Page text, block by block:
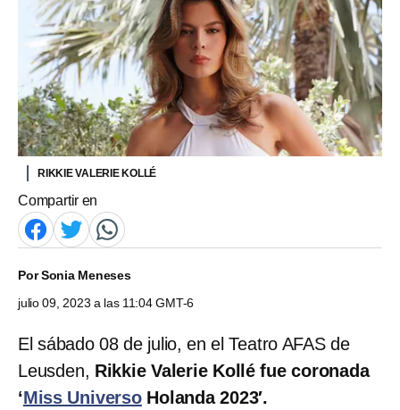
RIKKIE VALERIE KOLLÉ
Compartir en
PorSonia Meneses
julio 09, 2023 a las 11:04 GMT-6
El sábado 08 de julio, en el Teatro AFAS de
Leusden, Rikkie Valerie Kollé fue coronada
‘Miss UniversoHolanda 2023′.